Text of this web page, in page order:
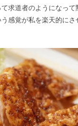
求道者のようになっ
感覚が私を楽天的にさ